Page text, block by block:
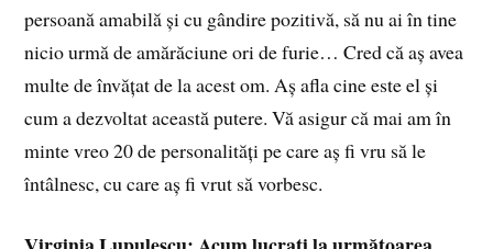
persoană amabilă și cu gândire pozitivă, să nu ai în tine
nicio urmă de amărăciune ori de furie… Cred că aș avea
multe de învățat de la acest om. Aș afla cine este el și
cum a dezvoltat această putere. Vă asigur că mai am în
minte vreo 20 de personalități pe care aș fi vru să le
întâlnesc, cu care aș fi vrut să vorbesc.